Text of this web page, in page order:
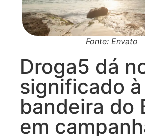
Fonte: Envato
Droga5 dá
significado à
bandeira do
em